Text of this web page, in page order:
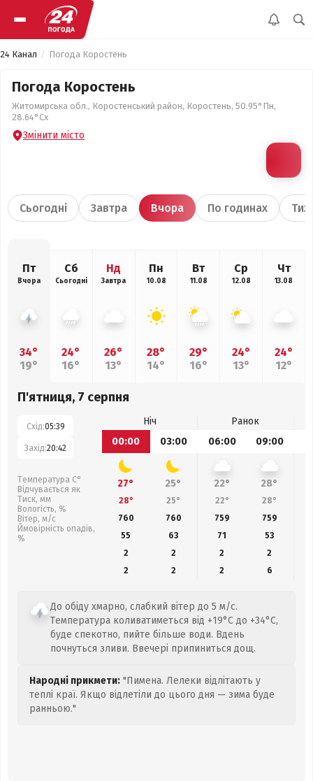
24 Канал Погода Коростень
Погода Коростень
Житомирська обл., Коростенський район, Коростень, 50.95°Пн,
28.64°Сх
Змінити місто
Сьогодні Завтра Вчора По годинах
Пт
Вчора
34°
19°
Сб
Сьогодні
24°
16°
Нд
Завтра
26°
13°
Пн
10.08
28°
14°
Вт
11.08
29°
16°
Ср
12.08
24°
13°
Чт
13.08
24°
12°
П'ятниця, 7 серпня
Схід:05:39
Захід:20:42
Температура С°
Відчувається як
Тиск, мм
Вологість, %
Вітер, м/с
Ймовірність опадів,
%
Ніч
Ранок
00:00
03:00 06:00 09:00
27° 25° 22° 28°
28° 25° 22° 28°
760
760 759 759
55
63 71 53
2
2 2
2
2
2 2 6
До обіду хмарно, слабкий вітер до 5 м/с.
Температура коливатиметься від +19°C до +34°C,
буде спекотно, пийте більше води. Вдень
почнуться зливи. Ввечері припиниться дощ.
Народні прикмети: "Пимена. Лелеки відлітають у
теплі краї. Якщо відлетіли до цього дня — зима буде
ранньою."